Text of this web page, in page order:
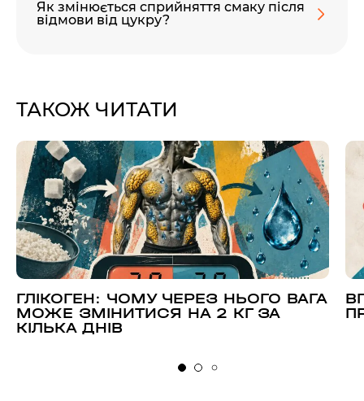
Як змінюється сприйняття смаку після
відмови від цукру?
ТАКОЖ ЧИТАТИ
ГЛІКОГЕН: ЧОМУ ЧЕРЕЗ НЬОГО ВАГА
МОЖЕ ЗМІНИТИСЯ НА 2 КГ ЗА
КІЛЬКА ДНІВ